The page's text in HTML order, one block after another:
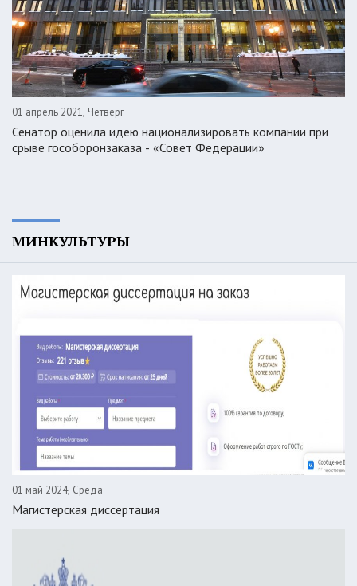
01 апрель 2021, Четверг
Сенатор оценила идею национализировать компании при
срыве гособоронзаказа - «Совет Федерации»
МИНКУЛЬТУРЫ
01 май 2024, Среда
Магистерская диссертация